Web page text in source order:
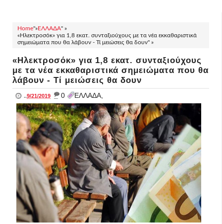
Home"»ΕΛΛΑΔΑ" »
«Ηλεκτροσόκ» για 1,8 εκατ. συνταξιούχους με τα νέα εκκαθαριστικά
σημειώματα που θα λάβουν - Τί μειώσεις θα δουν" »
«Ηλεκτροσόκ» για 1,8 εκατ. συνταξιούχους
με τα νέα εκκαθαριστικά σημειώματα που θα
λάβουν - Τί μειώσεις θα δουν
..9/21/2019 _ 0 ΕΛΛΑΔΑ,